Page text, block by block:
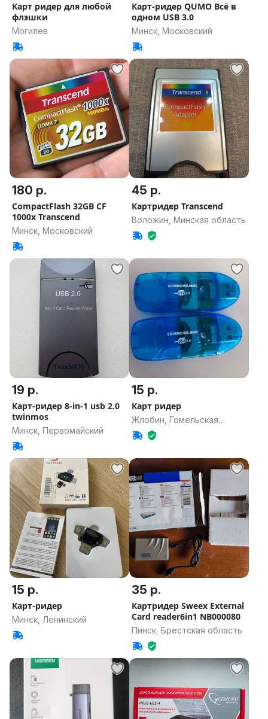
Карт ридер для любой
флэшки
Могилев
Карт-ридер QUMO Всё в
одном USB 3.0
Минск, Московский
180 р.
CompactFlash 32GB CF
1000x Transcend
Минск, Московский
45 р.
Картридер Transcend
Воложин, Минская область
19 р.
Карт-ридер 8-in-1 usb 2.0
twinmos
Минск, Первомайский
15 р.
Карт ридер
Жлобин, Гомельская
область
15 р.
Карт-ридер
Минск, Ленинский
35 р.
Картридер Sweex External
Card reader6in1 NB000080
Пинск, Брестская область